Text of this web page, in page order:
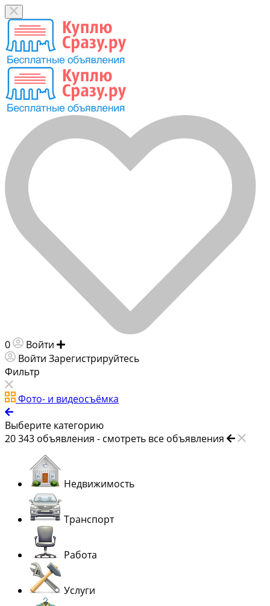
0 Войти
Войти Зарегистрируйтесь
Фильтр
Фото- и видеосъёмка
Выберите категорию
20 343 объявления - смотреть все объявления
Недвижимость
Транспорт
Работа
Услуги